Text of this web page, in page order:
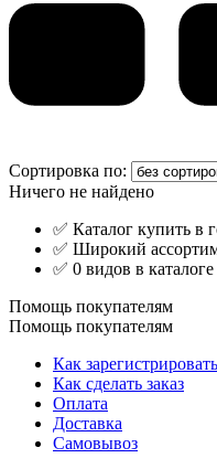
Сортировка по:
Ничего не найдено
✅ Каталог купить в
✅ Широкий
✅ 0 видов в
Помощь покупателям
Помощь покупателям
Как
Как сделать заказ
Оплата
Доставка
Самовывоз